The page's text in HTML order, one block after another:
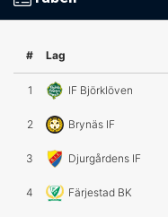
# Lag
1 IF Björklöven
2 Brynäs IF
3 Djurgårdens IF
4 Färjestad BK